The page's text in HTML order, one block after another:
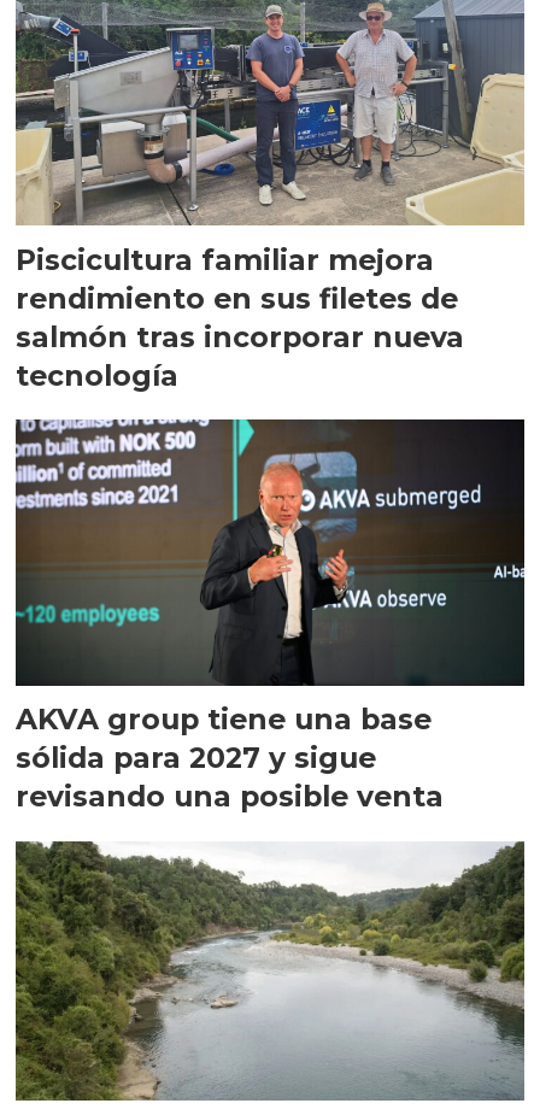
Piscicultura familiar mejora
rendimiento en sus filetes de
salmón tras incorporar nueva
tecnología
AKVA group tiene una base
sólida para 2027 y sigue
revisando una posible venta